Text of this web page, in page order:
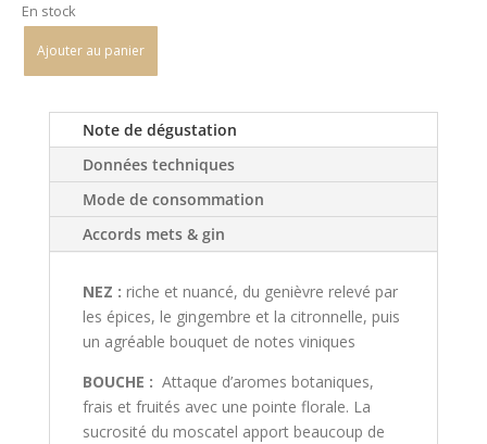
était :
46,00€.
En stock
Ajouter au panier
Note de dégustation
Données techniques
Mode de consommation
Accords mets & gin
NEZ : riche et nuancé, du genièvre relevé par
les épices, le gingembre et la citronnelle, puis
un agréable bouquet de notes viniques
BOUCHE : Attaque d’aromes botaniques,
frais et fruités avec une pointe florale. La
sucrosité du moscatel apport beaucoup de